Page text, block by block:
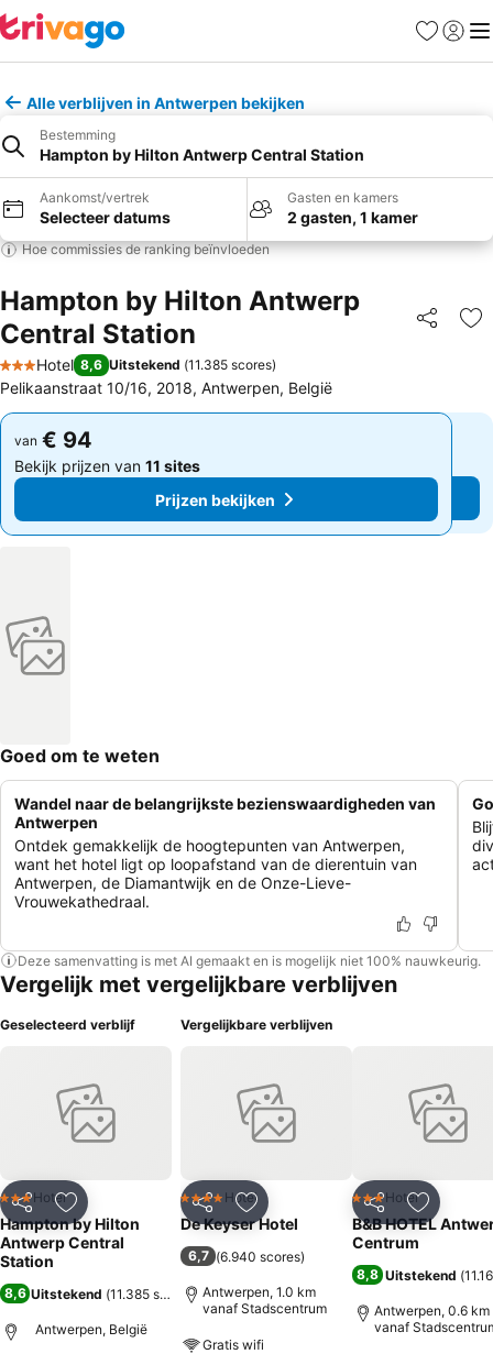
Favorieten
Alle verblijven in Antwerpen bekijken
Bestemming
Hampton by Hilton Antwerp Central Station
Aankomst/vertrek
Selecteer datums
Gasten en kamers
2 gasten, 1 kamer
Hoe commissies de ranking beïnvloeden
Hampton by Hilton Antwerp
Central Station
Delen
3 Sterren
Hotel 8,6 Uitstekend (11.385 scores)
Pelikaanstraat 10/16, 2018, Antwerpen, België
van € 94
Bekijk prijzen van 11 sites
Prijzen bekijken
van € 94
Bekijk prijzen van 11 sites
Prijzen bekijken
Goed om te weten
Wandel naar de belangrijkste bezienswaardigheden van
Antwerpen
Ontdek gemakkelijk de hoogtepunten van Antwerpen,
want het hotel ligt op loopafstand van de dierentuin van
Antwerpen, de Diamantwijk en de Onze-Lieve-
Vrouwekathedraal.
Deze samenvatting is met AI gemaakt en is mogelijk niet 100% nauwkeurig.
Vergelijk met vergelijkbare verblijven
Geselecteerd verblijf
Delen Toevoegen aan favorieten
3 Sterren
Hotel
Hampton by Hilton
Antwerp Central
Station
8,6 Uitstekend (11.385 scores)
Antwerpen, België
Vergelijkbare verblijven
Delen Toevoegen aan favorieten
4 SterrenHotel
De Keyser Hotel
6,7 (6.940 scores)
Antwerpen, 1.0 km
vanaf Stadscentrum
Gratis wifi
Delen
3 Sterren
Hotel
B&B HOTEL
Centrum
8,8 Uitstekend (
Antwerpen, 0.6 km
vanaf